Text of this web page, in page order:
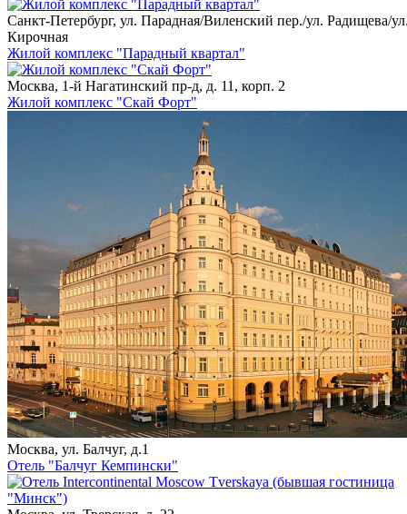
Санкт-Петербург, ул. Парадная/Виленский пер./ул. Радищева/
Кирочная
Жилой комплекс "Парадный квартал"
Москва, 1-й Нагатинский пр-д, д. 11, корп. 2
Жилой комплекс "Скай Форт"
Москва, ул. Балчуг, д.1
Отель "Балчуг Кемпински"